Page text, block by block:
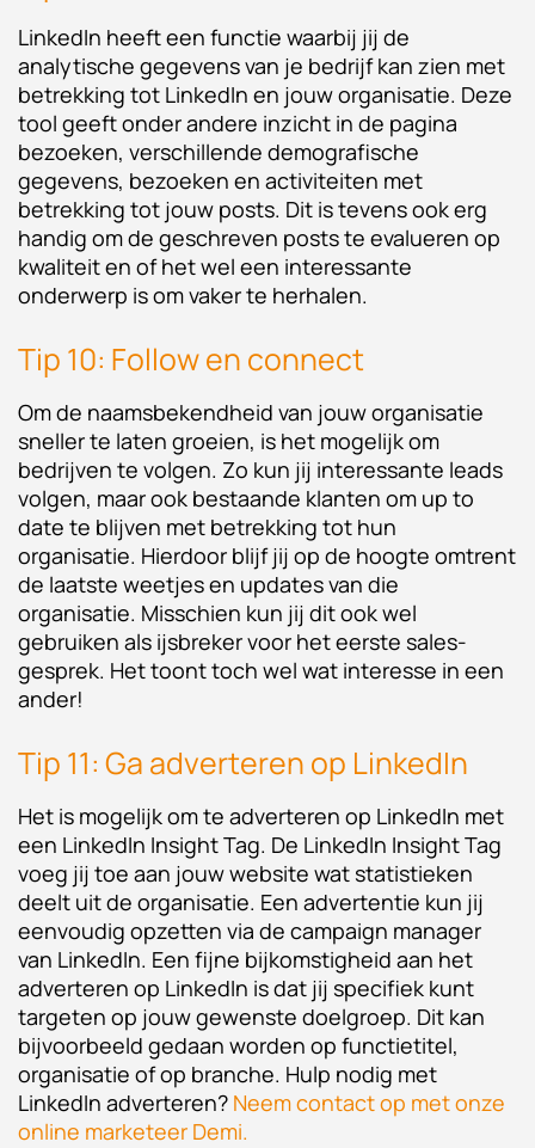
LinkedIn heeft een functie waarbij jij de
analytische gegevens van je bedrijf kan zien met
betrekking tot LinkedIn en jouw organisatie. Deze
tool geeft onder andere inzicht in de pagina
bezoeken, verschillende demografische
gegevens, bezoeken en activiteiten met
betrekking tot jouw posts. Dit is tevens ook erg
handig om de geschreven posts te evalueren op
kwaliteit en of het wel een interessante
onderwerp is om vaker te herhalen.
Tip 10: Follow en connect
Om de naamsbekendheid van jouw organisatie
sneller te laten groeien, is het mogelijk om
bedrijven te volgen. Zo kun jij interessante leads
volgen, maar ook bestaande klanten om up to
date te blijven met betrekking tot hun
organisatie. Hierdoor blijf jij op de hoogte omtrent
de laatste weetjes en updates van die
organisatie. Misschien kun jij dit ook wel
gebruiken als ijsbreker voor het eerste sales-
gesprek. Het toont toch wel wat interesse in een
ander!
Tip 11: Ga adverteren op LinkedIn
Het is mogelijk om te adverteren op LinkedIn met
een LinkedIn Insight Tag. De LinkedIn Insight Tag
voeg jij toe aan jouw website wat statistieken
deelt uit de organisatie. Een advertentie kun jij
eenvoudig opzetten via de campaign manager
van LinkedIn. Een fijne bijkomstigheid aan het
adverteren op LinkedIn is dat jij specifiek kunt
targeten op jouw gewenste doelgroep. Dit kan
bijvoorbeeld gedaan worden op functietitel,
organisatie of op branche. Hulp nodig met
LinkedIn adverteren? Neem contact op met onze
online marketeer Demi.